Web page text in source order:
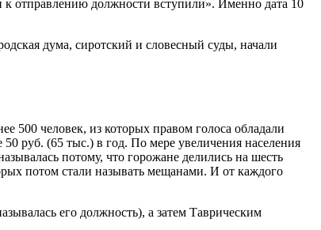
отправлению должности вступили». Именно дата 10
дума, сиротский и словесный суды, начали
500 человек, из которых правом голоса обладали
руб. (65 тыс.) в год. По мере увеличения населения
потому, что горожане делились на шесть
потом стали называть мещанами. И от каждого
его должность), а затем Таврическим